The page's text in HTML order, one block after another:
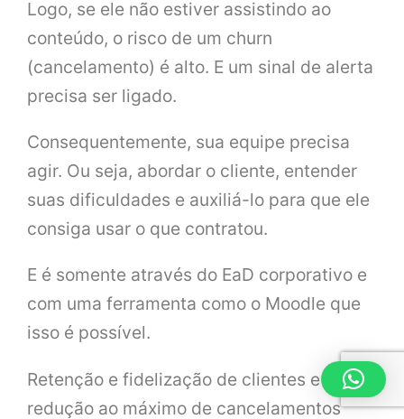
Logo, se ele não estiver assistindo ao
conteúdo, o risco de um churn
(cancelamento) é alto. E um sinal de alerta
precisa ser ligado.
Consequentemente, sua equipe precisa
agir. Ou seja, abordar o cliente, entender
suas dificuldades e auxiliá-lo para que ele
consiga usar o que contratou.
E é somente através do EaD corporativo e
com uma ferramenta como o Moodle que
isso é possível.
Retenção e fidelização de clientes e
redução ao máximo de cancelamentos